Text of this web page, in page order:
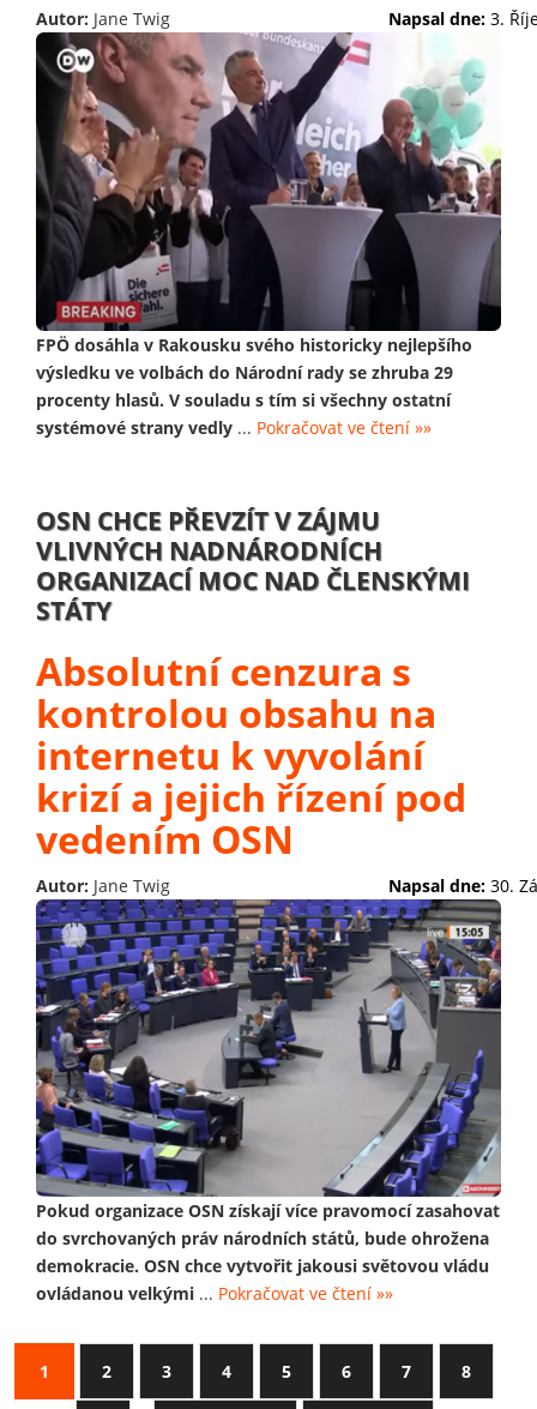
Autor: Jane Twig Napsal dne: 3.
FPÖ dosáhla v Rakousku svého historicky nejlepšího
výsledku ve volbách do Národní rady se zhruba 29
procenty hlasů. V souladu s tím si všechny ostatní
systémové strany vedly ... Pokračovat ve čtení »»
OSN CHCE PŘEVZÍT V ZÁJMU
VLIVNÝCH NADNÁRODNÍCH
ORGANIZACÍ MOC NAD ČLENSKÝMI
STÁTY
Absolutní cenzura s
kontrolou obsahu na
internetu k vyvolání
krizí a jejich řízení pod
vedením OSN
Autor: Jane Twig Napsal dne: 30.
Pokud organizace OSN získají více pravomocí zasahovat
do svrchovaných práv národních států, bude ohrožena
demokracie. OSN chce vytvořit jakousi světovou vládu
ovládanou velkými ... Pokračovat ve čtení »»
1 2 3 4 5 6 7 8